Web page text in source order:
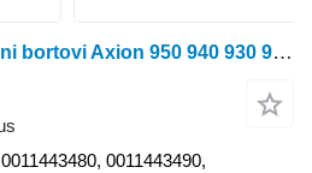
Reduktorius Claas Zadni bortovi Axion 950 940 930 920 9.360 6005026771 ratinio traktoriaus Claas
0011443490,